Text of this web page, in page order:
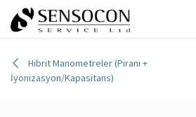
İçereği Atla
Hibrit Manometreler (Pirani +
İyonizasyon/Kapasitans)